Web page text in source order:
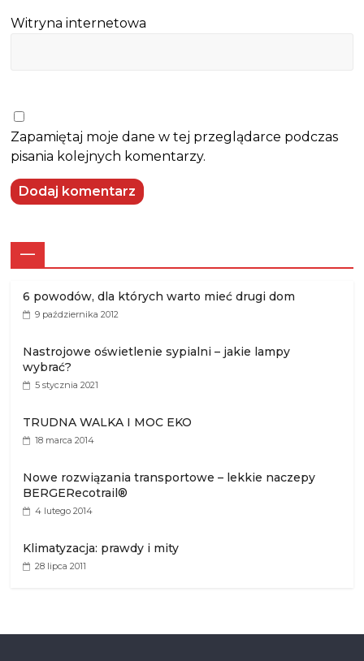
Witryna internetowa
Zapamiętaj moje dane w tej przeglądarce podczas
pisania kolejnych komentarzy.
—
6 powodów, dla których warto mieć drugi dom
9 października 2012
Nastrojowe oświetlenie sypialni – jakie lampy
wybrać?
5 stycznia 2021
TRUDNA WALKA I MOC EKO
18 marca 2014
Nowe rozwiązania transportowe – lekkie naczepy
BERGERecotrail®
4 lutego 2014
Klimatyzacja: prawdy i mity
28 lipca 2011